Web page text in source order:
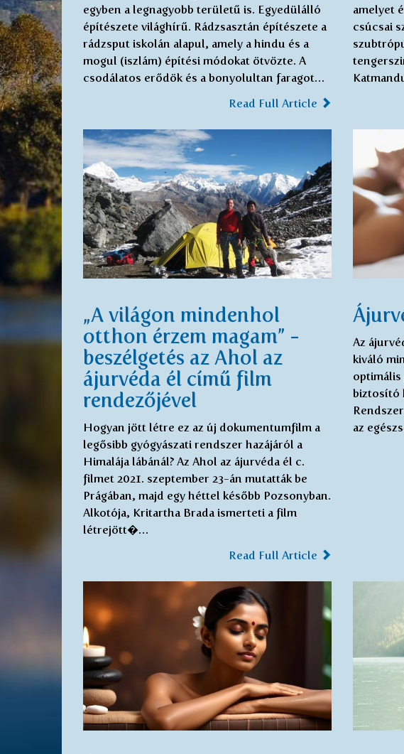
egyben a legnagyobb területű is. Egyedülálló
építészete világhírű. Rádzsasztán építészete a
rádzsput iskolán alapul, amely a hindu és a
mogul (iszlám) építési módokat ötvözte. A
csodálatos erődök és a bonyolultan faragot…
Read Full Article
amelyet
csúcsai
„A világon mindenhol
otthon érzem magam” -
beszélgetés az Ahol az
ájurvéda él című film
rendezőjével
Hogyan jött létre ez az új dokumentumfilm a
legősibb gyógyászati rendszer hazájáról a
Himalája lábánál? Az Ahol az ájurvéda él c.
filmet 2021. szeptember 23-án mutatták be
Prágában, majd egy héttel később Pozsonyban.
Alkotója, Kritartha Brada ismerteti a film
létrejött�…
Read Full Article
Az
kiváló
biztosító
az